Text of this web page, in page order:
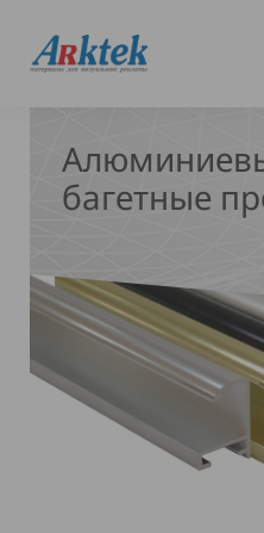
На
главную
багетные